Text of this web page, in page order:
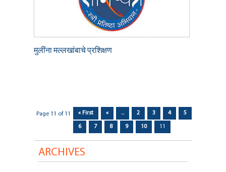
मुलींना मल्लखांबाचे प्रशिक्षण
Post navigation
Page 11 of 11 « First « ... 2 3 4 5
6 7 8 9 10 11
ARCHIVES